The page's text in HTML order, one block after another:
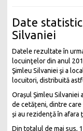
Date
Silvaniei
Datele rezultate în
locuinţelor din anul
Şimleu Silvaniei şi a
locuitori, distribuită
Orașul Șimleu Silvaniei
de cetățeni, dintre
și au rezidență în afara
Din totalul de mai sus,